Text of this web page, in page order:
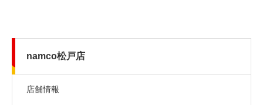
namco松戸店
店舗情報